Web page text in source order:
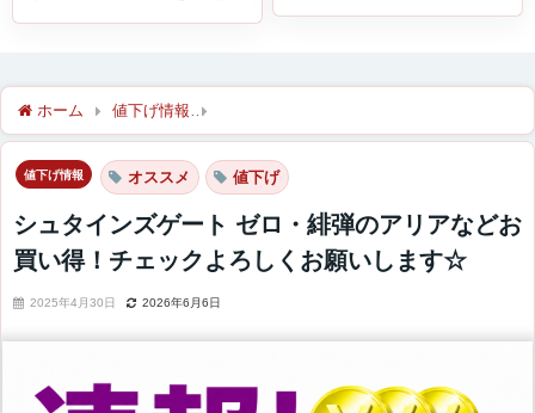
ホーム 値下げ情報
値下げ情報 オススメ 値下げ
シュタインズゲート ゼロ・緋弾のアリアなどお
買い得！チェックよろしくお願いします☆
2025年4月30日 2026年6月6日